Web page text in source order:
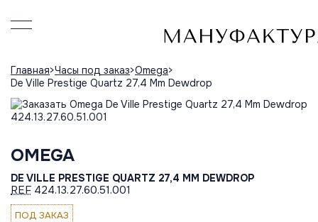
Главная Часы под заказ Omega
De Ville Prestige Quartz 27,4 Mm Dewdrop
OMEGA
DE VILLE PRESTIGE QUARTZ 27,4 MM DEWDROP
REF 424.13.27.60.51.001
ПОД ЗАКАЗ